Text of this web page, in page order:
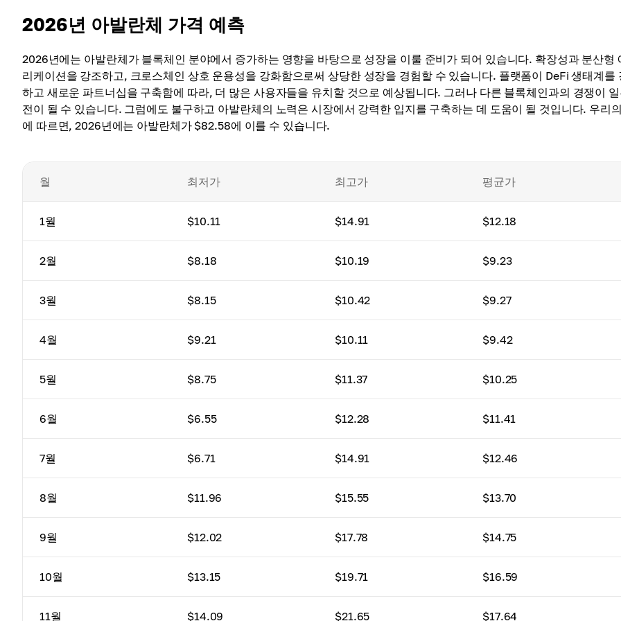
2026년 아발란체 가격 예측
2026년에는 아발란체가 블록체인 분야에서 증가하는 영향을 바탕으로 성장을 이룰 준비가 되어 있습니다. 확장성과 분산형
리케이션을 강조하고, 크로스체인 상호 운용성을 강화함으로써 상당한 성장을 경험할 수 있습니다. 플랫폼이 DeFi 생태계를
하고 새로운 파트너십을 구축함에 따라, 더 많은 사용자들을 유치할 것으로 예상됩니다. 그러나 다른 블록체인과의 경쟁이
전이 될 수 있습니다. 그럼에도 불구하고 아발란체의 노력은 시장에서 강력한 입지를 구축하는 데 도움이 될 것입니다. 우리
에 따르면, 2026년에는 아발란체가 $82.58에 이를 수 있습니다.
월 최저가 최고가 평균가
1월 $10.11 $14.91 $12.18
2월 $8.18 $10.19 $9.23
3월 $8.15 $10.42 $9.27
4월 $9.21 $10.11 $9.42
5월 $8.75 $11.37 $10.25
6월 $6.55 $12.28 $11.41
7월 $6.71 $14.91 $12.46
8월 $11.96 $15.55 $13.70
9월 $12.02 $17.78 $14.75
10월 $13.15 $19.71 $16.59
11월 $14.09 $21.65 $17.64